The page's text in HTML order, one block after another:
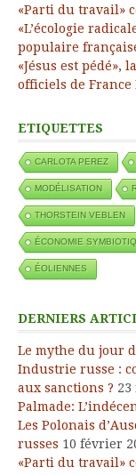
«Parti du travail»
«L’écologie
populaire
«Jésus est pédé»,
officiels de
ETIQUETTES
CARLOTA PEREZ
MODÉLISATION
THORSTEIN VEBLEN
ÉCONOMIE
ÉOLIENNES
DERNIERS
Le mythe du jour
Industrie russe :
aux sanctions ? 23
Palmade:
Les Polonais
russes 10 février
«Parti du travail»